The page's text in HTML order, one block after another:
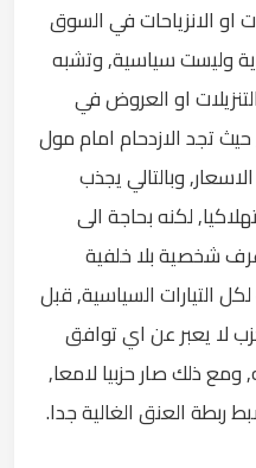
او الانزياحات في السوق
وليست سياسية, وتشبه
او العروض في
تجد الازدحام امام مول
وبالتالي يجذب
لكنه بحاجة الى
شخصية بلا خلفية
التيارات السياسية, قبل
لا يعبر عن اي توافق
ذلك صار حزبيا لامعا,
ربطة العنق الغالية جدا.